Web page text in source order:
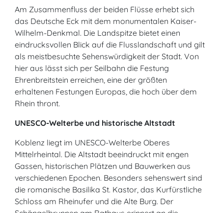
Am Zusammenfluss der beiden Flüsse erhebt sich
das Deutsche Eck mit dem monumentalen Kaiser-
Wilhelm-Denkmal. Die Landspitze bietet einen
eindrucksvollen Blick auf die Flusslandschaft und gilt
als meistbesuchte Sehenswürdigkeit der Stadt. Von
hier aus lässt sich per Seilbahn die Festung
Ehrenbreitstein erreichen, eine der größten
erhaltenen Festungen Europas, die hoch über dem
Rhein thront.
UNESCO-Welterbe und historische Altstadt
Koblenz liegt im UNESCO-Welterbe Oberes
Mittelrheintal. Die Altstadt beeindruckt mit engen
Gassen, historischen Plätzen und Bauwerken aus
verschiedenen Epochen. Besonders sehenswert sind
die romanische Basilika St. Kastor, das Kurfürstliche
Schloss am Rheinufer und die Alte Burg. Der